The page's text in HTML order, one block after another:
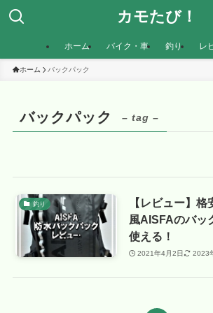
カモたび！
ホーム バイク・車 釣り レ
ホーム バックパック
バックパック – tag –
釣り
【レビュー】
風AISFAのバッ
使える！
2021年4月2日 2023